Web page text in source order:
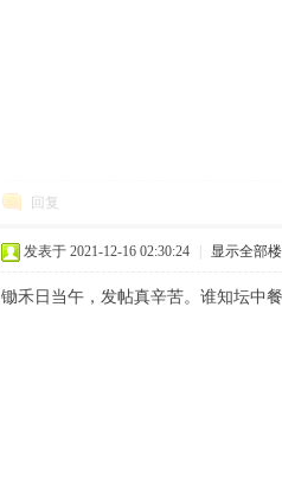
回复
发表于 2021-12-16 02:30:24 显示全部
锄禾日当午，发帖真辛苦。谁知坛中